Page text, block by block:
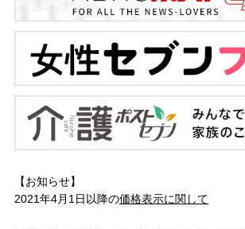
【お知らせ】
2021年4月1日以降の価格表示に関して